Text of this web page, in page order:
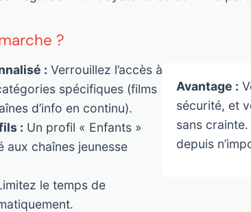
?
: Verrouillez l’accès à
spécifiques (films
d’info en continu).
: Un profil « Enfants »
aux chaînes jeunesse
le temps de
Avantage :
sécurité, et
sans
depuis